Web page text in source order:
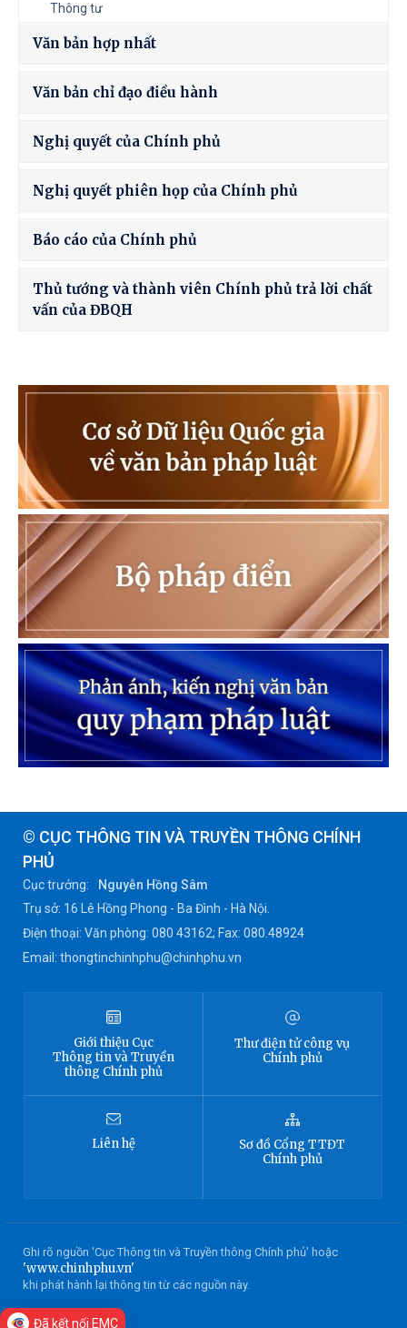
Thông tư
Văn bản hợp nhất
Văn bản chỉ đạo điều hành
Nghị quyết của Chính phủ
Nghị quyết phiên họp của Chính phủ
Báo cáo của Chính phủ
Thủ tướng và thành viên Chính phủ trả lời chất
vấn của ĐBQH
© CỤC THÔNG TIN VÀ TRUYỀN THÔNG CHÍNH
PHỦ
Cục trưởng:
Nguyễn Hồng Sâm
Trụ sở: 16 Lê Hồng Phong - Ba Đình - Hà Nội.
Điện thoại: Văn phòng: 080 43162; Fax: 080.48924
Email: thongtinchinhphu@chinhphu.vn
Giới thiệu Cục
Thông tinvà Truyền
thông Chính phủ
Thư điện tử công vụ
Chính phủ
Liên hệ Sơ đồ Cổng TTĐT
Chính phủ
Ghi rõ nguồn 'Cục Thông tin và Truyền thông Chính phủ' hoặc
'www.chinhphu.vn'
khi phát hành lại thông tin từ các nguồn này.
Đã kết nối EMC